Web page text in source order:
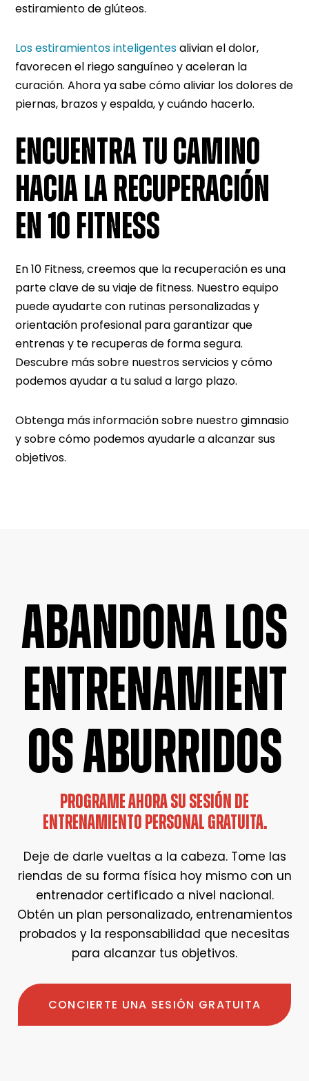
estiramiento de glúteos.
Los estiramientos inteligentesalivian el dolor,
favorecen el riego sanguíneo y aceleran la
curación. Ahora ya sabe cómo aliviar los dolores de
piernas, brazos y espalda, y cuándo hacerlo.
ENCUENTRA TU CAMINO
HACIA LA RECUPERACIÓN
EN 10 FITNESS
En 10 Fitness, creemos que la recuperación es una
parte clave de su viaje de fitness. Nuestro equipo
puede ayudarte con rutinas personalizadas y
orientación profesional para garantizar que
entrenas y te recuperas de forma segura.
Descubre más sobre nuestros servicios y cómo
podemos ayudar a tu salud a largo plazo.
Obtenga más información sobre nuestro gimnasio
y sobre cómo podemos ayudarle a alcanzar sus
objetivos.
ABANDONA LOS
ENTRENAMIENT
OS ABURRIDOS
PROGRAME AHORA SU SESIÓN DE
ENTRENAMIENTO PERSONAL GRATUITA.
Deje de darle vueltas a la cabeza. Tome las
riendas de su forma física hoy mismo con un
entrenador certificado a nivel nacional.
Obtén un plan personalizado, entrenamientos
probados y la responsabilidad que necesitas
para alcanzar tus objetivos.
CONCIERTE UNA SESIÓN GRATUITA